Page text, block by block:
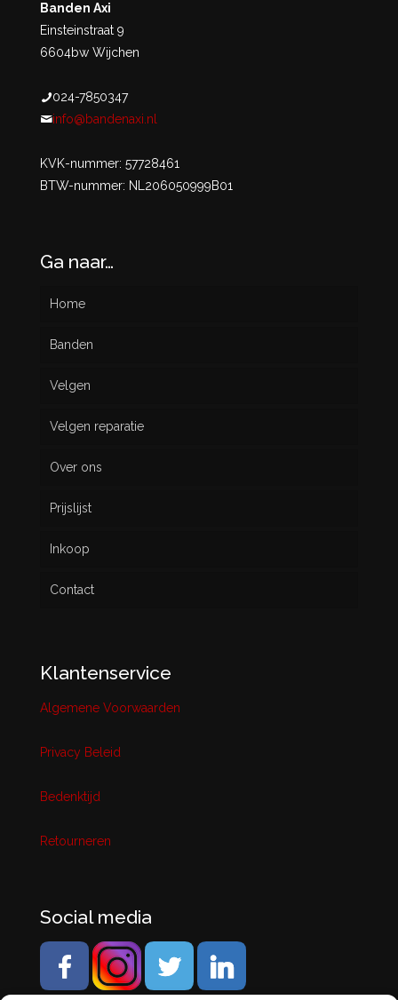
Banden Axi
Einsteinstraat 9
6604bw Wijchen
024-7850347
info@bandenaxi.nl
KVK-nummer: 57728461
BTW-nummer: NL206050999B01
Ga naar…
Home
Banden
Nieuw
Gebruikt
Velgen
Velgen reparatie
Over ons
Prijslijst
Inkoop
Contact
Klantenservice
Algemene Voorwaarden
Privacy Beleid
Bedenktijd
Retourneren
Social media